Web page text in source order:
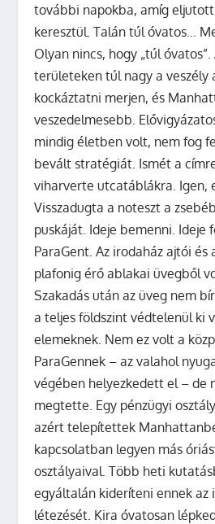
további napokba, amíg
keresztül. Talán túl óvatos…
Olyan nincs, hogy „túl
területeken túl nagy a veszély
kockáztatni merjen, és
veszedelmesebb.
mindig életben volt, nem fog
bevált stratégiát. Ismét a
viharverte utcatáblákra. Igen,
Visszadugta a noteszt a
puskáját. Ideje bemenni. Ideje
ParaGent. Az irodaház ajtói és
plafonig érő ablakai üvegből
Szakadás után az üveg nem
a teljes földszint védtelenül ki
elemeknek. Nem ez volt a
ParaGennek – az valahol
végében helyezkedett el – de
megtette. Egy pénzügyi
azért telepítettek
kapcsolatban legyen más
osztályaival. Több heti
egyáltalán kideríteni ennek az
létezését. Kira óvatosan